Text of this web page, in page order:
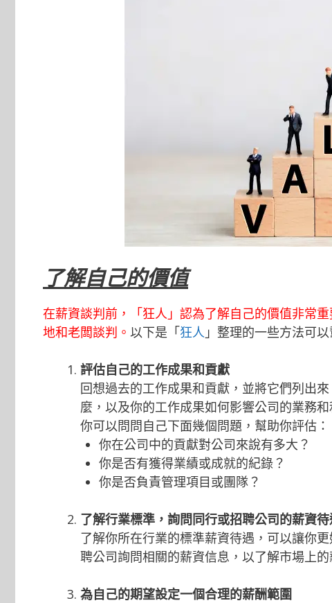
了解自己的價值
在薪資談判前，「狂人 」認為了解自己的價值非常
地和老闆談判。 以下是「狂人 」整理的一些方法可
評估自己的工作成果和貢獻
回想過去的工作成果和貢獻，並將它們列出
麼，以及你的工作成果如何影響公司的業務
你可以問問自己下面幾個問題，幫助你評估：
你在公司中的貢獻對公司來說有多大？
你是否有獲得業績或成就的紀錄？
你是否負責管理項目或團隊？
了解行業標準，詢問同行或招聘公司的薪資
了解你所在行業的標準薪資待遇，可以讓你
聘公司詢問相關的薪資信息，以了解市場上的
為自己的期望設定一個合理的薪酬範圍